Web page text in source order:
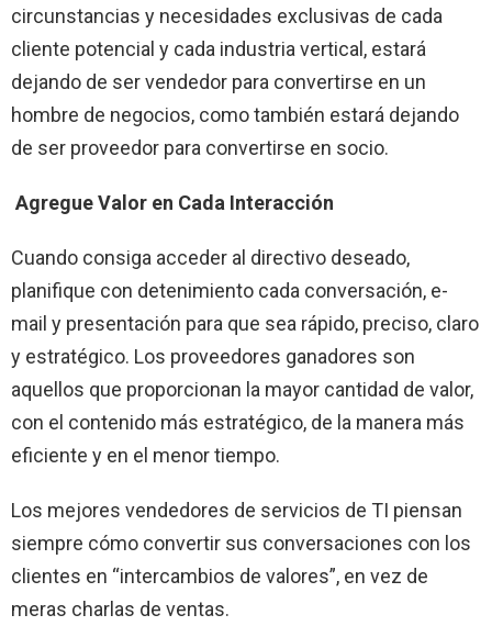
circunstancias y necesidades exclusivas de cada
cliente potencial y cada industria vertical, estará
dejando de ser vendedor para convertirse en un
hombre de negocios, como también estará dejando
de ser proveedor para convertirse en socio.
Agregue Valor en Cada Interacción
Cuando consiga acceder al directivo deseado,
planifique con detenimiento cada conversación, e-
mail y presentación para que sea rápido, preciso, claro
y estratégico. Los proveedores ganadores son
aquellos que proporcionan la mayor cantidad de valor,
con el contenido más estratégico, de la manera más
eficiente y en el menor tiempo.
Los mejores vendedores de servicios de TI piensan
siempre cómo convertir sus conversaciones con los
clientes en “intercambios de valores”, en vez de
meras charlas de ventas.